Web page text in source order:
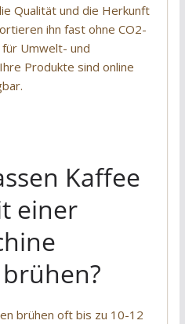
Qualität und die Herkunft
ihn fast ohne CO2-
Umwelt- und
Produkte sind online
Kaffee
einer
brühen oft bis zu 10-12